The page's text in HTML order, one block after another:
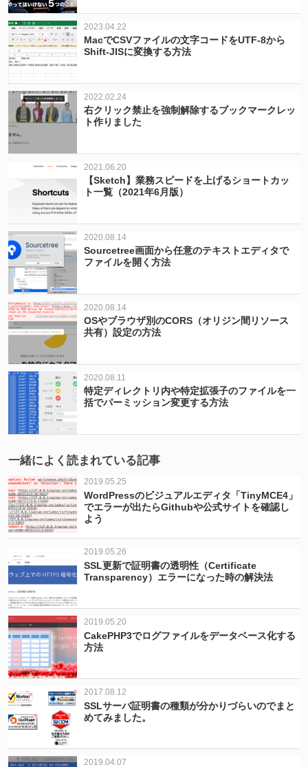
2023.04.22
MacでCSVファイルの文字コードをUTF-8から
Shift-JISに変換する方法
2022.02.24
右クリック禁止を強制解除するブックマークレッ
ト作りました
2021.06.20
【Sketch】業務スピードを上げるショートカッ
ト一覧（2021年6月版）
2020.08.14
Sourcetree画面から任意のテキストエディタで
ファイルを開く方法
2020.08.14
OSやブラウザ別のCORS（オリジン間リソース
共有）設定の方法
2020.08.11
特定ディレクトリ内や特定拡張子のファイルを一
括でパーミッション変更する方法
一緒によく読まれている記事
2019.05.25
WordPressのビジュアルエディタ「TinyMCE4」
でエラーが出たらGithubや公式サイトを確認し
よう
2019.05.26
SSL更新で証明書の透明性（Certificate
Transparency）エラーになった時の解決法
2019.05.20
CakePHP3でログファイルをデータベース化する
方法
2017.08.12
SSLサーバ証明書の種類が分かりづらいのでまと
めてみました。
2019.04.07